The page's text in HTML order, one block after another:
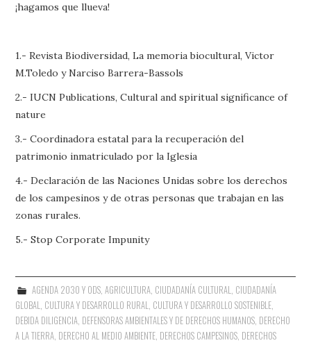
¡hagamos que llueva!
1.- Revista Biodiversidad, La memoria biocultural, Victor
M.Toledo y Narciso Barrera-Bassols
2.- IUCN Publications, Cultural and spiritual significance of
nature
3.- Coordinadora estatal para la recuperación del
patrimonio inmatriculado por la Iglesia
4.- Declaración de las Naciones Unidas sobre los derechos
de los campesinos y de otras personas que trabajan en las
zonas rurales.
5.- Stop Corporate Impunity
AGENDA 2030 Y ODS, AGRICULTURA, CIUDADANÍA CULTURAL, CIUDADANÍA
GLOBAL, CULTURA Y DESARROLLO RURAL, CULTURA Y DESARROLLO SOSTENIBLE,
DEBIDA DILIGENCIA, DEFENSORAS AMBIENTALES Y DE DERECHOS HUMANOS, DERECHO
A LA TIERRA, DERECHO AL MEDIO AMBIENTE, DERECHOS CAMPESINOS, DERECHOS